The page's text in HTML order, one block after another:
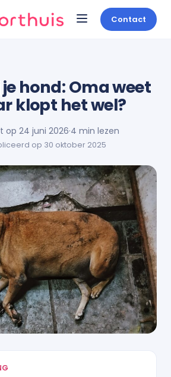
Contact
hond: Oma weet
klopt het wel?
op 24 juni 2026·4 min lezen
op 30 oktober 2025